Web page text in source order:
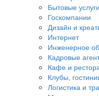
Бытовые
Госкомпании
Дизайн и
Интернет
Инженерное
Кадровые
Кафе и
Клубы,
Логистика и